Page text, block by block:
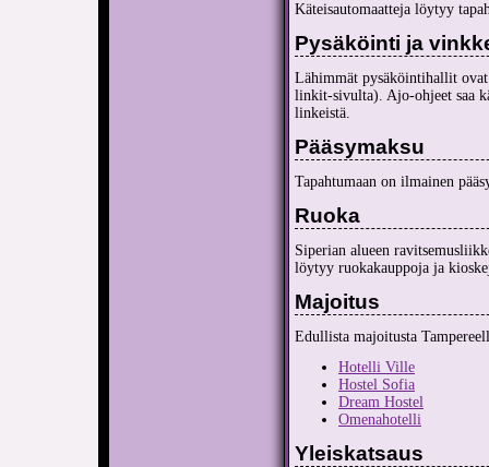
Käteisautomaatteja löytyy
Pysäköinti ja
Lähimmät pysäköintihallit
linkit-sivulta). Ajo-ohjeet saa
linkeistä.
Pääsymaksu
Tapahtumaan on ilmainen
Ruoka
Siperian alueen
löytyy ruokakauppoja ja
Majoitus
Edullista majoitusta
Hotelli Ville
Hostel Sofia
Dream Hostel
Omenahotelli
Yleiskatsaus